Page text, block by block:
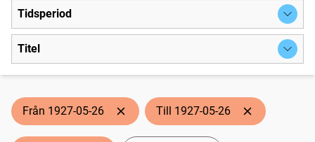
Tidsperiod
Titel
Från 1927-05-26 Till 1927-05-26